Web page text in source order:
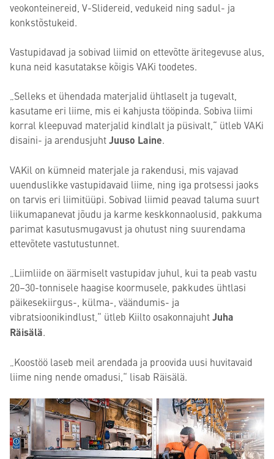
veokonteinereid, V-Slidereid, vedukeid ning sadul- ja
konkstõstukeid.
Vastupidavad ja sobivad liimid on ettevõtte äritegevuse alus,
kuna neid kasutatakse kõigis VAKi toodetes.
„Selleks et ühendada materjalid ühtlaselt ja tugevalt,
kasutame eri liime, mis ei kahjusta tööpinda. Sobiva liimi
korral kleepuvad materjalid kindlalt ja püsivalt,“ ütleb VAKi
disaini- ja arendusjuhtJuuso Laine.
VAKil on kümneid materjale ja rakendusi, mis vajavad
uuenduslikke vastupidavaid liime, ning iga protsessi jaoks
on tarvis eri liimitüüpi. Sobivad liimid peavad taluma suurt
liikumapanevat jõudu ja karme keskkonnaolusid, pakkuma
parimat kasutusmugavust ja ohutust ning suurendama
ettevõtete vastutustunnet.
„Liimliide on äärmiselt vastupidav juhul, kui ta peab vastu
20–30-tonnisele haagise koormusele, pakkudes ühtlasi
päikesekiirgus-, külma-, väändumis- ja
vibratsioonikindlust,“ ütleb Kiilto osakonnajuhtJuha
Räisälä.
„Koostöö laseb meil arendada ja proovida uusi huvitavaid
liime ning nende omadusi,“ lisab Räisälä.